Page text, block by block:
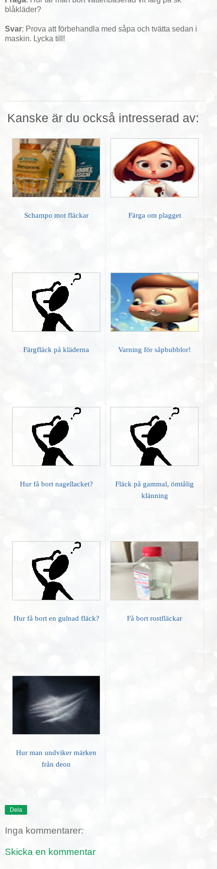
blåkläder?
Svar: Prova att förbehandla med såpa och tvätta sedan i
maskin. Lycka till!
Kanske är du också intresserad av:
Schampo mot fläckar Färga om plagget
Färgfläck på kläderna Varning för såpbubblor!
Hur få bort nagellacket?
Fläck på gammal, ömtålig
klänning
Hur få bort en gulnad fläck? Få bort rostfläckar
Hur man undviker märken
från deon
Dela
Inga kommentarer:
Skicka en kommentar